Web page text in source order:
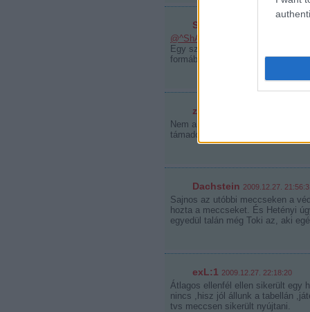
Szurkoló81
@^ShAdow
Egy szóval se mondtam hogy a
formában...
zubov
Nem a védőink gyengék hanem
támadói erősek.Azért a Zágráb
Dachstein 2009.12.27.
Sajnos az utóbbi meccseken a
hozta a meccseket. És Hetényi
egyedül talán még Toki az, aki
exL:1 2009.12.27. 22:18:20
Átlagos ellenfél ellen sikerült egy
nincs ,hisz jól állunk a tabellán
tvs meccsen sikerült nyújtani.